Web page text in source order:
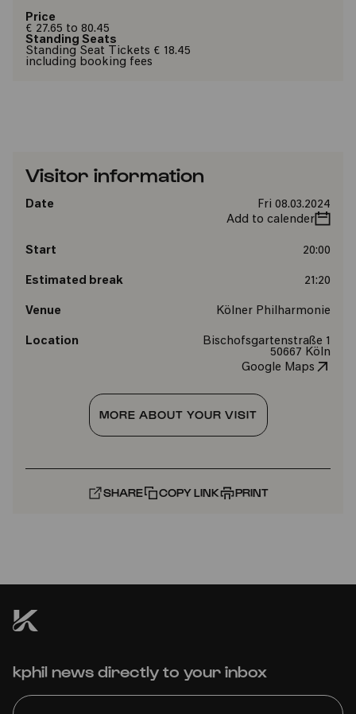
Price
€ 27.65 to 80.45
Standing Seats
Standing Seat Tickets € 18.45
including booking fees
Visitor information
Date
Fri 08.03.2024
Add to calender
Start 20:00
Estimated break 21:20
Venue Kölner Philharmonie
Location
Bischofsgartenstraße 1
50667 Köln
Google Maps
MORE ABOUT YOUR VISIT
SHARE COPY LINK PRINT
kphil news directly to your inbox